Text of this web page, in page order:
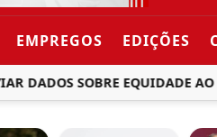
EMPREGOS EDIÇÕES
DADOS SOBRE EQUIDADE AO